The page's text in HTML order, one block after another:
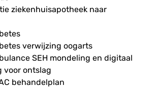
ziekenhuisapotheek naar
verwijzing oogarts
SEH mondeling en digitaal
voor ontslag
behandelplan